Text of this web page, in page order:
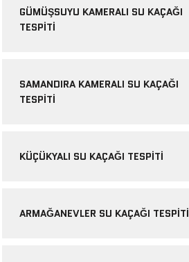
GÜMÜŞSUYU KAMERALI SU KAÇAĞI
TESPITI
SAMANDIRA KAMERALI SU KAÇAĞI
TESPITI
KÜÇÜKYALI SU KAÇAĞI TESPITI
ARMAĞANEVLER SU KAÇAĞI TESPITI